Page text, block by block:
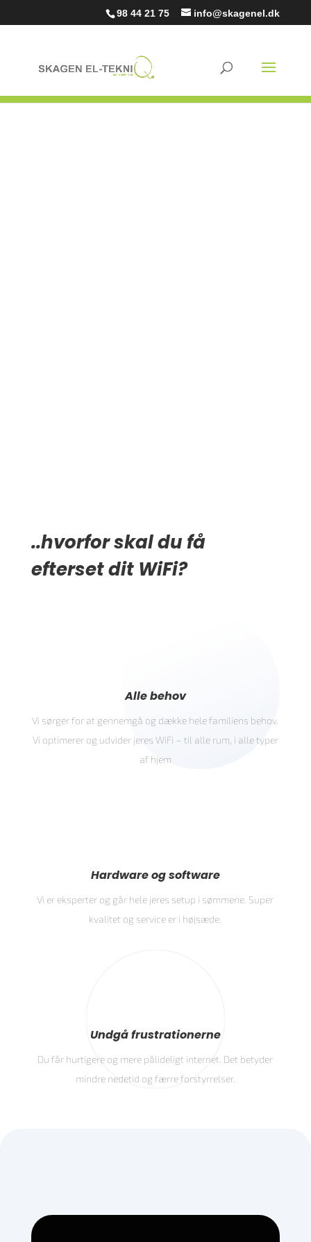
98 44 21 75 info@skagenel.dk
..hvorfor skal du få
efterset dit WiFi?
Alle behov
Vi sørger for at gennemgå og dække hele familiens behov.
Vi optimerer og udvider jeres WiFi – til alle rum, i alle typer
af hjem
Hardware og software
Vi er eksperter og går hele jeres setup i sømmene. Super
kvalitet og service er i højsæde.
Undgå frustrationerne
Du får hurtigere og mere pålideligt internet. Det betyder
mindre nedetid og færre forstyrrelser.